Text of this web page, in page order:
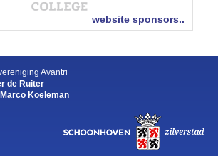
website sponsors..
Avantri
de Ruiter
Marco Koeleman